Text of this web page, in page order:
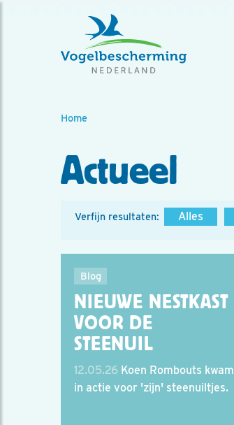
Home
Actueel
Verfijn resultaten: Alles
Blog
NIEUWE NESTKAST
VOOR DE
STEENUIL
12.05.26 Koen Rombouts kwam
in actie voor 'zijn' steenuiltjes.